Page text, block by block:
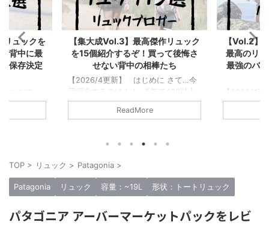
大成Vol.3】最高傑作リュック
個紹介するぞ！買って後悔さ
せない背中の相棒たち
4更新】 はじめに さて…今
介するのは！！ 5年で400以上
ュックをレビューしてきた僕が書
相応しいタイトルだ！…と大それ
はマジで良い、最高傑作だ！みん
ックを厳選してみた。 僕が今ま
介してきたブランドは合計50以
だが少し多いので15のブランドか
を紹介する。 つまり…ガチでオ
【Vol.2】リュックブロガーが選
最高のリュック10選！こいつら
最強のバックパックだ【集大成
【2026/4更新】 はじめに さて
この記事で紹介するのは… 僕はリ
ックブロガーとして今まで500以上
でいいぞ！」と思うのを10個だけ
い！！ この記事は【リュックマン
の中で一番読んでほしい記事でもあ
ュックマンでは「毎日の相棒」を
TOP > リュック > Patagonia >
Patagonia リュック 容量：~19L 形状：トートリュック
パタゴニア アーバーマーケットパックをレビ